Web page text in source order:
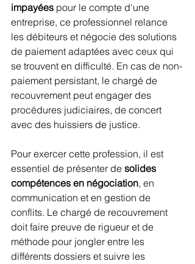
impayées pour le compte d'une
entreprise, ce professionnel relance
les débiteurs et négocie des solutions
de paiement adaptées avec ceux qui
se trouvent en difficulté. En cas de non-
paiement persistant, le chargé de
recouvrement peut engager des
procédures judiciaires, de concert
avec des huissiers de justice.
Pour exercer cette profession, il est
essentiel de présenter de solides
compétences en négociation, en
communication et en gestion de
conflits. Le chargé de recouvrement
doit faire preuve de rigueur et de
méthode pour jongler entre les
différents dossiers et suivre les